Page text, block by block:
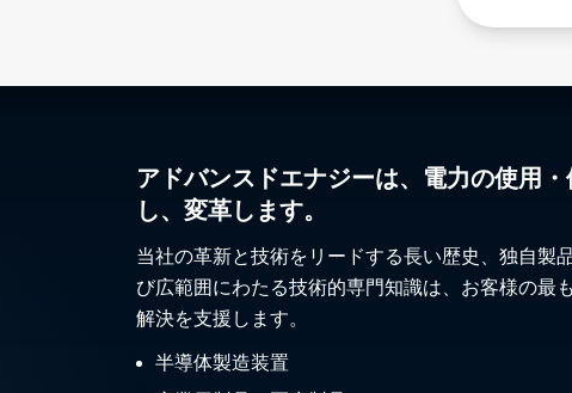
アドバンスドエナジーは、電力の使用
し、変革します。
当社の革新と技術をリードする長い歴史、独自製
び広範囲にわたる技術的専門知識は、お客様の最
解決を支援します。
半導体製造装置